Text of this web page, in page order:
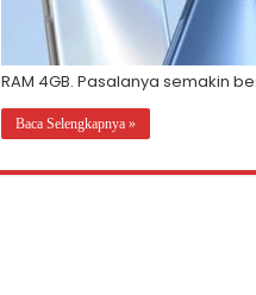
RAM 4GB. Pasalanya semakin
Baca Selengkapnya »